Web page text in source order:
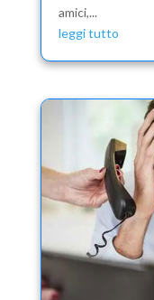
amici,...
leggi tutto